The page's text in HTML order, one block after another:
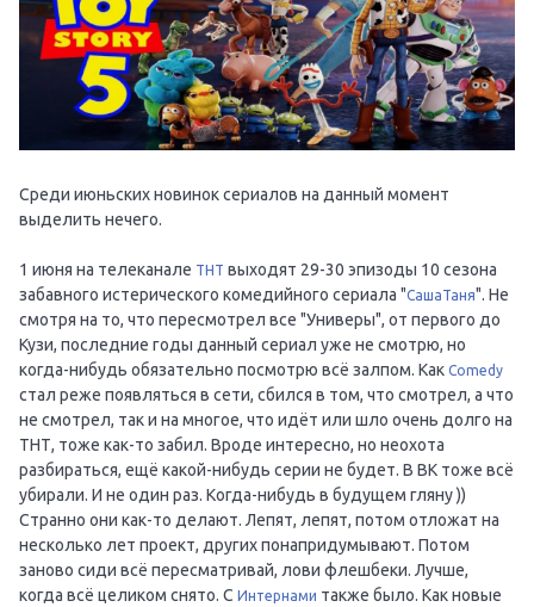
Среди июньских новинок сериалов на данный момент
выделить нечего.
1 июня на телеканале ТНТ выходят 29-30 эпизоды 10 сезона
забавного истерического комедийного сериала "СашаТаня". Не
смотря на то, что пересмотрел все "Универы", от первого до
Кузи, последние годы данный сериал уже не смотрю, но
когда-нибудь обязательно посмотрю всё залпом. Как Comedy
стал реже появляться в сети, сбился в том, что смотрел, а что
не смотрел, так и на многое, что идёт или шло очень долго на
ТНТ, тоже как-то забил. Вроде интересно, но неохота
разбираться, ещё какой-нибудь серии не будет. В ВК тоже всё
убирали. И не один раз. Когда-нибудь в будущем гляну ))
Странно они как-то делают. Лепят, лепят, потом отложат на
несколько лет проект, других понапридумывают. Потом
заново сиди всё пересматривай, лови флешбеки. Лучше,
когда всё целиком снято. С Интернами также было. Как новые